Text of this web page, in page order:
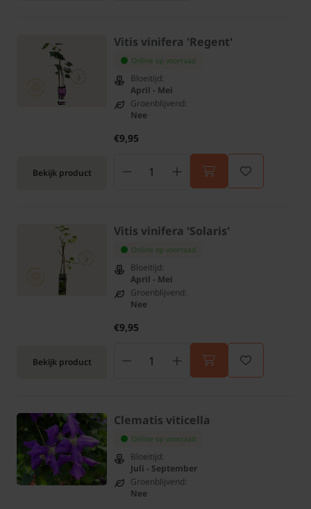
Bekijk product
Vitis vinifera 'Regent'
Online op voorraad
Bloeitijd:
April - Mei
Groenblijvend:
Nee
€9,95
Bekijk product
Vitis vinifera 'Solaris'
Online op voorraad
Bloeitijd:
April - Mei
Groenblijvend:
Nee
€9,95
Clematis viticella
Online op voorraad
Bloeitijd:
Juli - September
Groenblijvend:
Nee